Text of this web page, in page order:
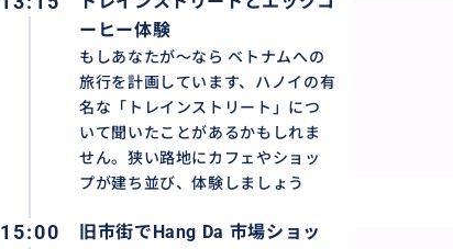
ホーチミン廟
ーヒー体験
もしあなたが〜なら ベトナムへの
旅行を計画しています、ハノイの有
名な「トレインストリート」につ
いて聞いたことがあるかもしれま
せん。狭い路地にカフェやショッ
プが建ち並び、体験しましょう
15:00 旧市街でHang Da 市場ショッ